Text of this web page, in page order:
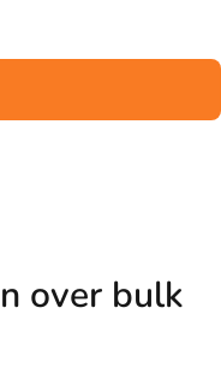
over bulk